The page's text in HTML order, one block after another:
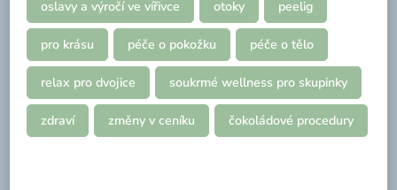
oslavy a výročí ve vířivce otoky peelig
pro krásu péče o pokožku péče o tělo
relax pro dvojice soukrmé wellness pro skupinky
zdraví změny v ceníku čokoládové procedury